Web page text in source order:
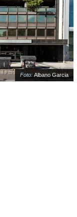
Foto:Albano Garcia